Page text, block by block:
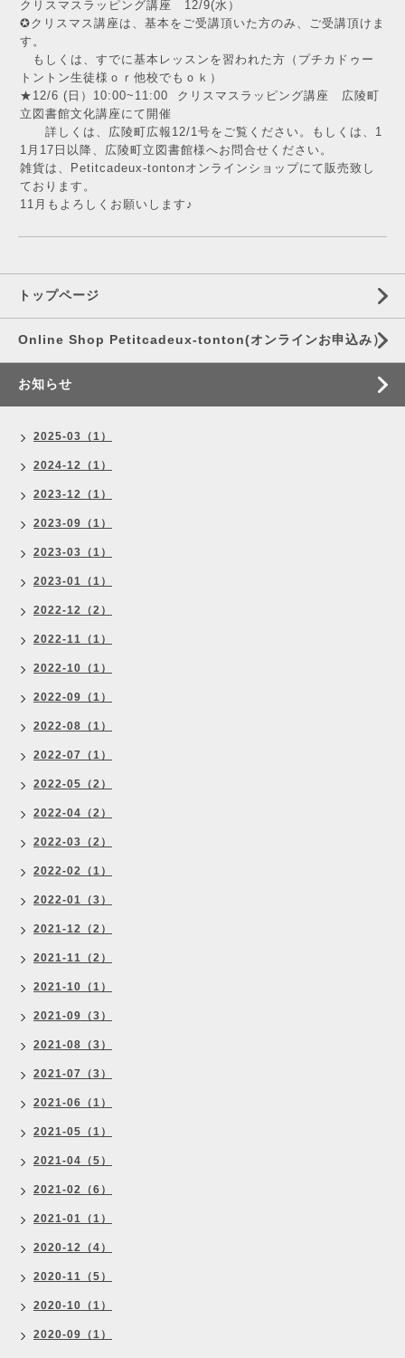
クリスマスラッピング講座 12/9(水）
✪クリスマス講座は、基本をご受講頂いた方のみ、ご受講頂けま
す。
もしくは、すでに基本レッスンを習われた方（プチカドゥー
トントン生徒様ｏｒ他校でもｏｋ）
★12/6 (日）10:00~11:00 クリスマスラッピング講座 広陵町
立図書館文化講座にて開催
詳しくは、広陵町広報12/1号をご覧ください。もしくは、1
1月17日以降、広陵町立図書館様へお問合せください。
雑貨は、Petitcadeux-tontonオンラインショップにて販売致し
ております。
11月もよろしくお願いします♪
トップページ
Online Shop Petitcadeux-tonton(オンラインお申込み）
お知らせ
2025-03（1）
2024-12（1）
2023-12（1）
2023-09（1）
2023-03（1）
2023-01（1）
2022-12（2）
2022-11（1）
2022-10（1）
2022-09（1）
2022-08（1）
2022-07（1）
2022-05（2）
2022-04（2）
2022-03（2）
2022-02（1）
2022-01（3）
2021-12（2）
2021-11（2）
2021-10（1）
2021-09（3）
2021-08（3）
2021-07（3）
2021-06（1）
2021-05（1）
2021-04（5）
2021-02（6）
2021-01（1）
2020-12（4）
2020-11（5）
2020-10（1）
2020-09（1）